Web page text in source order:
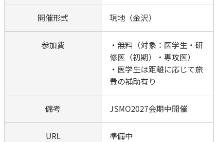
開催形式 現地（金沢）
参加費
・無料（対象：医学生・研
修医（初期）・専攻医）
・医学生は距離に応じて旅
費の補助有り
備考 JSMO2027会期中開催
URL 準備中